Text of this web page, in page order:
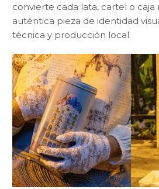
convierte cada lata, cartel o
auténtica pieza de identidad
técnica y producción local.